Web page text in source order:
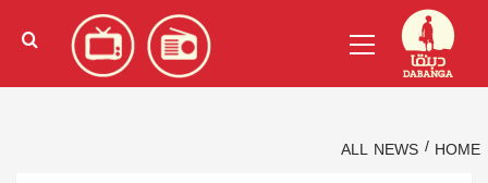
content
الإنجليزية)
Menu
HOME
ALL NEWS